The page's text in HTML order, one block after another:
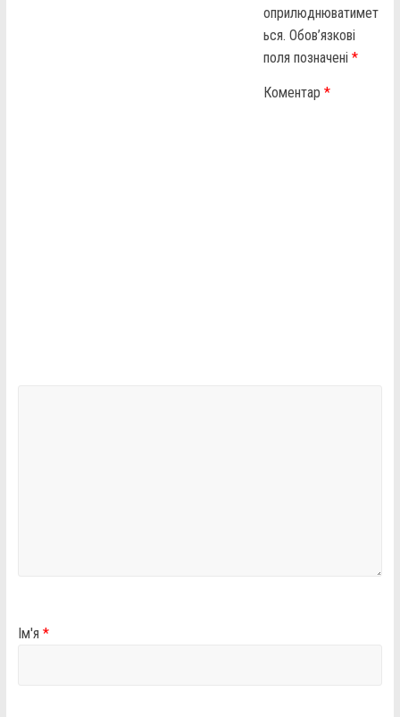
оприлюднюватимет
ься. Обов’язкові
поля позначені*
Коментар*
Ім'я *